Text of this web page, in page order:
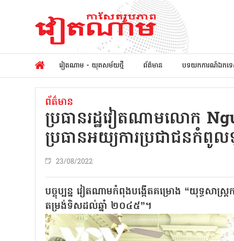
វៀតណាម - យុគសម័យថ្មី ព័ត៌មាន បទយកការណ៍ឯកទ
ព័ត៌មាន
ប្រធានរដ្ឋវៀតណាមលោក
ប្រធានអយ្យការប្រជាជនកំពូល
23/08/2022
បច្ចុប្បន្ន វៀតណាមកំពុងបង្កើតគម្រោង “យុទ្ធសា
តម្រង់ទិសដល់ឆ្នាំ ២០៤៥”។